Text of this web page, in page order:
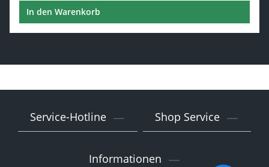
In den Warenkorb
Service-Hotline Shop Service
Informationen